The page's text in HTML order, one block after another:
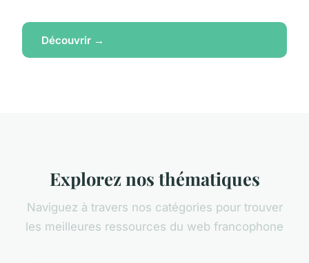
Découvrir →
Explorez nos thématiques
Naviguez à travers nos catégories pour trouver
les meilleures ressources du web francophone